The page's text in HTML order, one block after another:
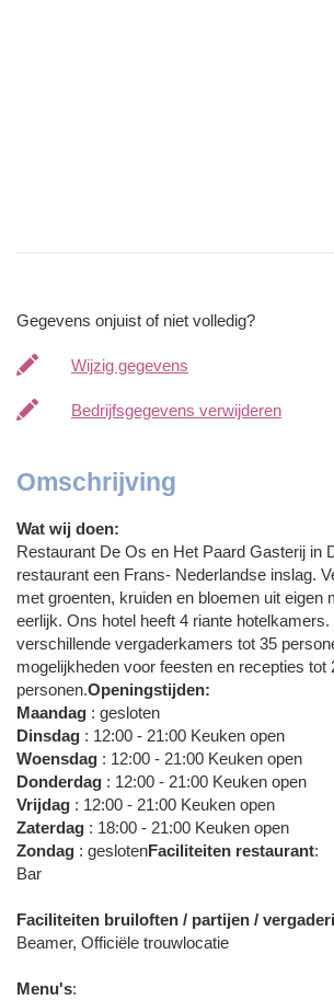
Gegevens onjuist of niet volledig?
Wijzig gegevens
Bedrijfsgegevens verwijderen
Omschrijving
Wat wij doen:
Restaurant De Os en Het Paard Gasterij in
restaurant een Frans- Nederlandse inslag.
met groenten, kruiden en bloemen uit eigen
eerlijk. Ons hotel heeft 4 riante hotelkamers.
verschillende vergaderkamers tot 35
mogelijkheden voor feesten en recepties tot
personen.Openingstijden:
Maandag : gesloten
Dinsdag : 12:00 - 21:00 Keuken open
Woensdag : 12:00 - 21:00 Keuken open
Donderdag : 12:00 - 21:00 Keuken open
Vrijdag : 12:00 - 21:00 Keuken open
Zaterdag : 18:00 - 21:00 Keuken open
Zondag : geslotenFaciliteiten restaurant:
Bar
Faciliteiten bruiloften / partijen /
Beamer, Officiële trouwlocatie
Menu's: